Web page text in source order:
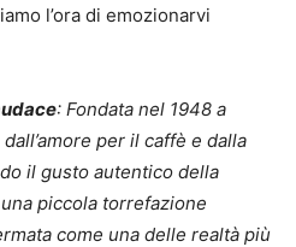
l’ora di emozionarvi
: Fondata nel 1948 a
per il caffè e dalla
il gusto autentico della
piccola torrefazione
come una delle realtà più